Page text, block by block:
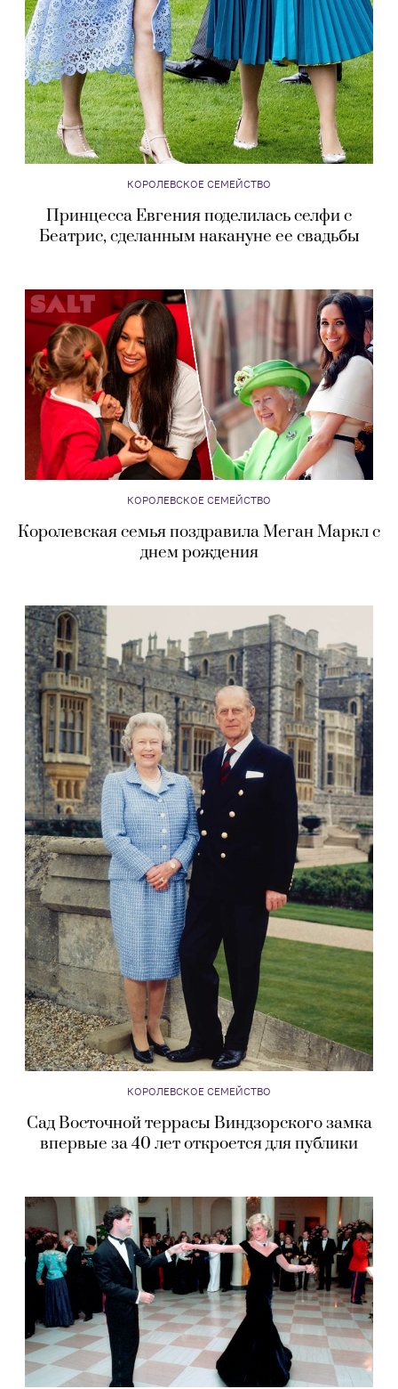
КОРОЛЕВСКОЕ СЕМЕЙСТВО
Принцесса Евгения поделилась селфи с
Беатрис, сделанным накануне ее свадьбы
КОРОЛЕВСКОЕ СЕМЕЙСТВО
Королевская семья поздравила Меган Маркл с
днем рождения
КОРОЛЕВСКОЕ СЕМЕЙСТВО
Сад Восточной террасы Виндзорского замка
впервые за 40 лет откроется для публики